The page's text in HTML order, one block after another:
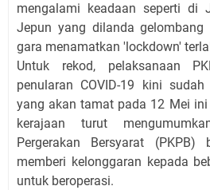
mengalami keadaan seperti di
Jepun yang dilanda gelombang
gara menamatkan 'lockdown'
Untuk rekod, pelaksanaan
penularan COVID-19 kini
yang akan tamat pada 12 Mei
kerajaan turut
Pergerakan Bersyarat
memberi kelonggaran kepada
untuk beroperasi.